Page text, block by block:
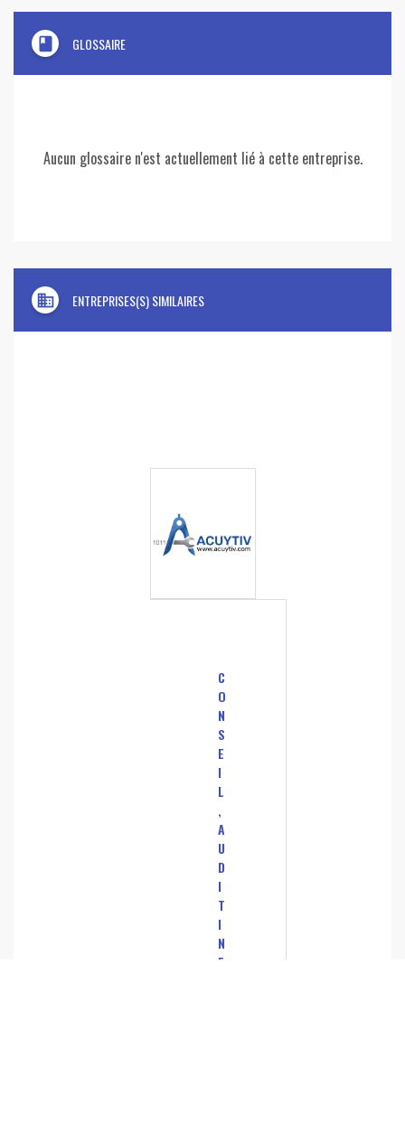
book GLOSSAIRE
Aucun glossaire n'est actuellement lié à cette entreprise.
domain ENTREPRISES(S) SIMILAIRES
C
O
N
S
E
I
L
,
A
U
D
I
T
I
N
F